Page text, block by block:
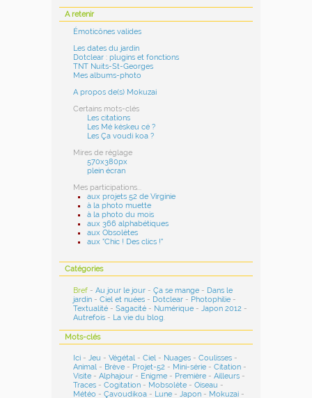
A retenir
Émoticônes valides
Les dates du jardin
Dotclear : plugins et fonctions
TNT Nuits-St-Georges
Mes albums-photo
A propos de(s) Mokuzai
Certains mots-clés
Les citations
Les Mé késkeu cé ?
Les Ça voudi koa ?
Mires de réglage
570x380px
plein écran
Mes participations...
aux projets 52 de Virginie
à la photo muette
à la photo du mois
aux 366 alphabétiques
aux Obsolètes
aux "Chic ! Des clics !"
Catégories
Bref -Au jour le jour -Ça se mange - Dans le
jardin -Ciel et nuées - Dotclear - Photophilie -
Textualité -Sagacité - Numérique -Japon 2012 -
Autrefois - La vie du blog.
Mots-clés
Ici -Jeu -Végétal -Ciel - Nuages -Coulisses -
Animal - Brève - Projet-52 - Mini-série -Citation -
Visite -Alphajour - Enigme - Première -Ailleurs -
Traces -Cogitation - Mobsolète -Oiseau -
Météo -Çavoudikoa - Lune -Japon - Mokuzai -